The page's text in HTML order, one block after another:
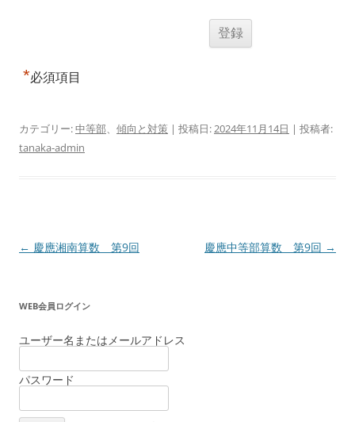
*必須項目
カテゴリー:中等部、 傾向と対策 | 投稿日:2024年11月14日 | 投稿者:
tanaka-admin
投
ビ
ゲ
シ
← 慶應湘南算数 第9回 慶應中等部算数 第9回 →
WEB会員ログイン
ユーザー名またはメールアドレス
パスワード